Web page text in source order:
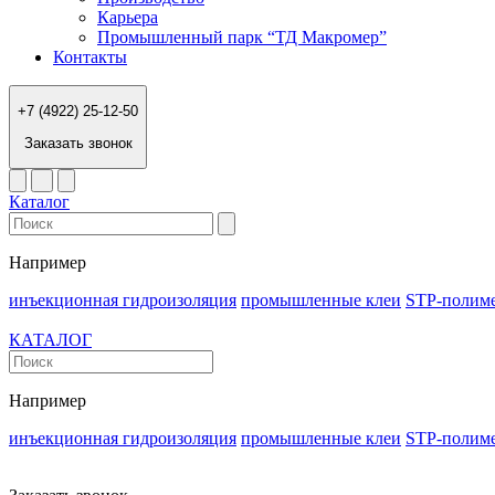
Карьера
Промышленный парк “ТД Макромер”
Контакты
+7 (4922) 25-12-50
Заказать звонок
Каталог
Например
инъекционная гидроизоляция промышленные клеи STP-
КАТАЛОГ
Например
инъекционная гидроизоляция промышленные клеи STP-